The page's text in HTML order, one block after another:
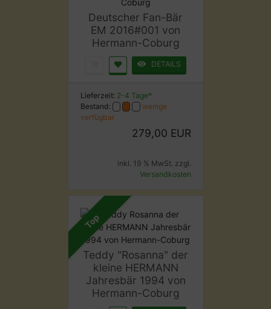
Deutscher Fan-Bär
EM 2016#001 von
Hermann-Coburg
DETAILS
Lieferzeit: 2-4 Tage*
Bestand:
wenige
verfügbar
279,00 EUR
inkl. 19 % MwSt. zzgl.
Versandkosten
Top
Teddy "Rosanna" der
kleine HERMANN
Jahresbär 1994 von
Hermann-Coburg